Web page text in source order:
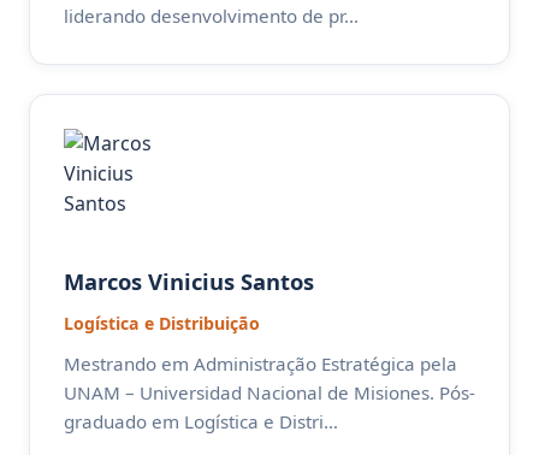
liderando desenvolvimento de pr…
Marcos Vinicius Santos
Logística e Distribuição
Mestrando em Administração Estratégica pela
UNAM – Universidad Nacional de Misiones. Pós-
graduado em Logística e Distri…